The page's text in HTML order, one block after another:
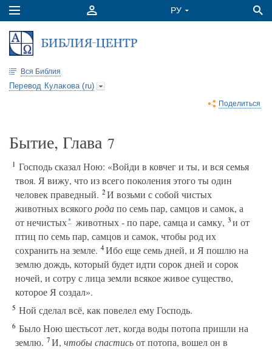
Вся Библия
Перевод Кулакова (ru)
Поделиться
Бытие, Глава 7
1 Господь сказал Ною: «Войди в ковчег и ты, и вся семья
твоя. Я вижу, что из всего поколения этого ты один
человек праведный. 2И возьми с собой чистых
животных всякогородапо семь пар, самцов и самок, а
от нечистых* животных - по паре, самца и самку, 3и от
птиц по семь пар, самцов и самок, чтобы род их
сохранить на земле. 4Ибо еще семь дней, и Я пошлю на
землю дождь, который будет идти сорок дней и сорок
ночей, и сотру с лица земли всякое живое существо,
которое Я создал».
5 Ной сделал всё, как повелел ему Господь.
6 Было Ною шестьсот лет, когда воды потопа пришли на
землю. 7И, чтобы спастисьот потопа, вошел он в